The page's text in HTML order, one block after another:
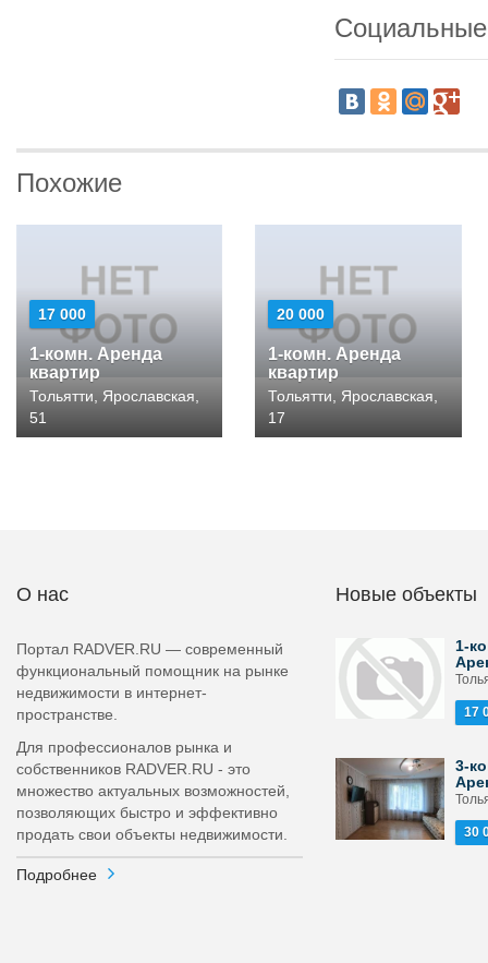
Похожие
17 000
1-комн. Аренда
квартир
Тольятти, Ярославская,
51
20 000
1-комн. Аренда
квартир
Тольятти, Ярославская,
17
О нас
Портал RADVER.RU — современный
функциональный помощник на рынке
недвижимости в интернет-
пространстве.
Для профессионалов рынка и
собственников RADVER.RU - это
множество актуальных возможностей,
позволяющих быстро и эффективно
продать свои объекты недвижимости.
Подробнее
Новые объекты
1-
17
3-
30